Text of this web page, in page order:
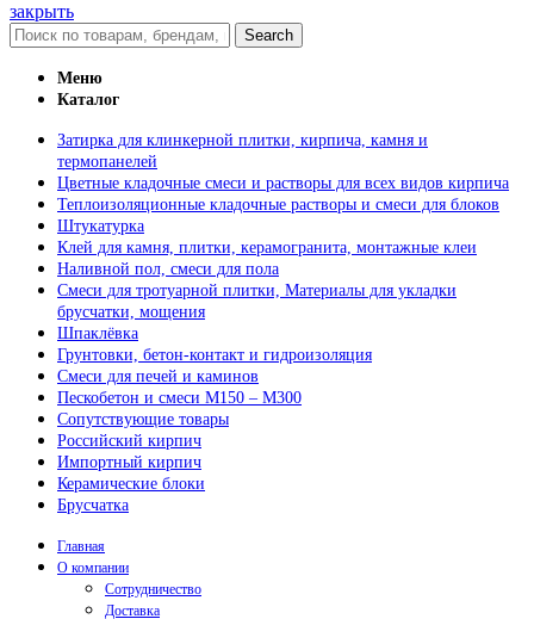
закрыть
Search
Меню
Каталог
Затирка для клинкерной плитки, кирпича, камня и
термопанелей
Цветные кладочные смеси и растворы для всех видов кирпича
Теплоизоляционные кладочные растворы и смеси для блоков
Штукатурка
Клей для камня, плитки, керамогранита, монтажные клеи
Наливной пол, смеси для пола
Смеси для тротуарной плитки, Материалы для укладки
брусчатки, мощения
Шпаклёвка
Грунтовки, бетон-контакт и гидроизоляция
Смеси для печей и каминов
Пескобетон и смеси М150 – М300
Сопутствующие товары
Российский кирпич
Импортный кирпич
Керамические блоки
Брусчатка
Главная
О компании
Сотрудничество
Доставка